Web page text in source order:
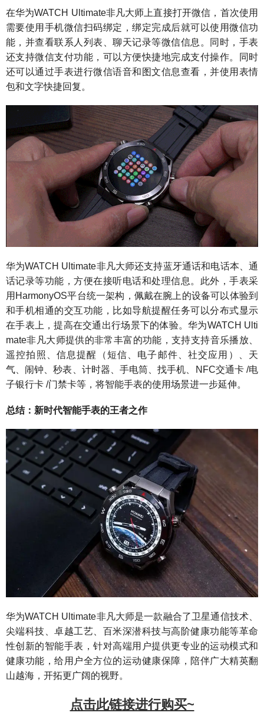
在华为WATCH Ultimate非凡大师上直接打开微信，首次使用
需要使用手机微信扫码绑定，绑定完成后就可以使用微信功
能，并查看联系人列表、聊天记录等微信信息。同时，手表
还支持微信支付功能，可以方便快捷地完成支付操作。同时
还可以通过手表进行微信语音和图文信息查看，并使用表情
包和文字快捷回复。
华为WATCH Ultimate非凡大师还支持蓝牙通话和电话本、通
话记录等功能，方便在接听电话和处理信息。此外，手表采
用HarmonyOS平台统一架构，佩戴在腕上的设备可以体验到
和手机相通的交互功能，比如导航提醒任务可以分布式显示
在手表上，提高在交通出行场景下的体验。华为WATCH Ulti
mate非凡大师提供的非常丰富的功能，支持支持音乐播放、
遥控拍照、信息提醒（短信、电子邮件、社交应用）、天
气、闹钟、秒表、计时器、手电筒、找手机、NFC交通卡 /电
子银行卡 /门禁卡等，将智能手表的使用场景进一步延伸。
总结：新时代智能手表的王者之作
华为WATCH Ultimate非凡大师是一款融合了卫星通信技术、
尖端科技、卓越工艺、百米深潜科技与高阶健康功能等革命
性创新的智能手表，针对高端用户提供更专业的运动模式和
健康功能，给用户全方位的运动健康保障，陪伴广大精英翻
山越海，开拓更广阔的视野。
点击此链接进行购买~